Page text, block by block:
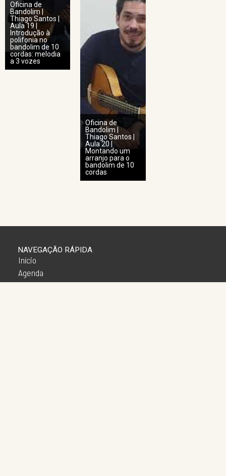
Oficina de
Bandolim |
Thiago Santos |
Aula 19 |
Introdução à
polifonia no
bandolim de 10
cordas: melodia
a 3 vozes
Oficina de
Bandolim |
Thiago Santos |
Aula 20 |
Montando um
arranjo para o
bandolim de 10
cordas
Início
Agenda
Apresentações
NAVEGAÇÃO RÁPIDA